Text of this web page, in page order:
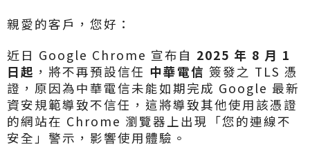
親愛的客戶，您好：
近日 Google Chrome 宣布自 2025 年 8 月 1
日起 ，將不再預設信任 中華電信 簽發之 TLS 憑
證，原因為中華電信未能如期完成 Google 最新
資安規範導致不信任，這將導致其他使用該憑證
的網站在 Chrome 瀏覽器上出現「您的連線不
安全」警示，影響使用體驗。